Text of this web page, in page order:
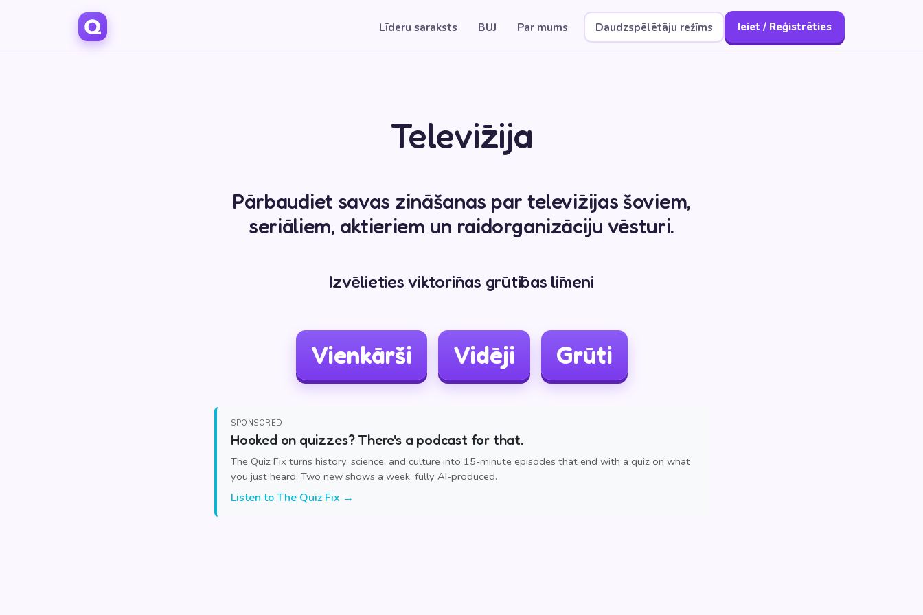
Līderu saraksts BUJ Par mums Daudzspēlētāju režīms Ieiet / Reģistrēties
Televīzija
Pārbaudiet savas zināšanas par televīzijas šoviem,
seriāliem, aktieriem un raidorganizāciju vēsturi.
Izvēlieties viktorīnas grūtības līmeni
Vienkārši Vidēji Grūti
SPONSORED
Hooked on quizzes? There's a podcast for that.
The Quiz Fix turns history, science, and culture into 15-minute episodes that end with a quiz on what
you just heard. Two new shows a week, fully AI-produced.
Listen to The Quiz Fix →